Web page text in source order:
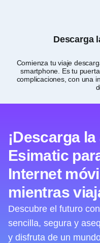
Descarga
Comienza tu viaje
smartphone. Es tu
complicaciones, con una
¡Descarga
Esimatic
Internet
mientras
Descubre el futuro
sencilla, segura y
y disfruta de un